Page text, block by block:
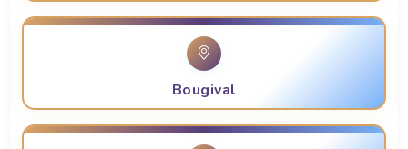
Bougival